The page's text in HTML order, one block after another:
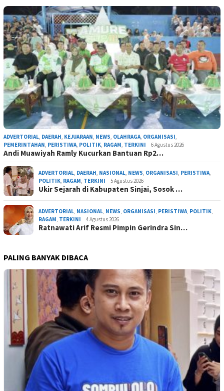
ADVERTORIAL, DAERAH, KEJUARAAN, NEWS, OLAHRAGA, ORGANISASI,
PEMERINTAHAN, PERISTIWA, POLITIK, RAGAM, TERKINI 6 Agustus 2026
Andi Muawiyah Ramly Kucurkan Bantuan Rp2…
ADVERTORIAL, DAERAH, NASIONAL, NEWS, ORGANISASI, PERISTIWA,
POLITIK, RAGAM, TERKINI 5 Agustus 2026
Ukir Sejarah di Kabupaten Sinjai, Sosok …
ADVERTORIAL, NASIONAL, NEWS, ORGANISASI, PERISTIWA, POLITIK,
RAGAM, TERKINI 4 Agustus 2026
Ratnawati Arif Resmi Pimpin Gerindra Sin…
PALING BANYAK DIBACA